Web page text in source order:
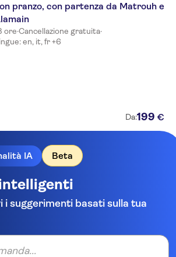
pranzo, con partenza da Matrouh e
ore·Cancellazione gratuita·
en, it, fr +6
Da:199 €
IA Beta
i suggerimenti basati sulla tua